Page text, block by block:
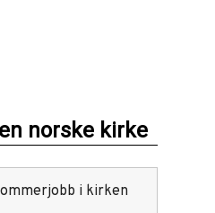
norske kirke
i kirken